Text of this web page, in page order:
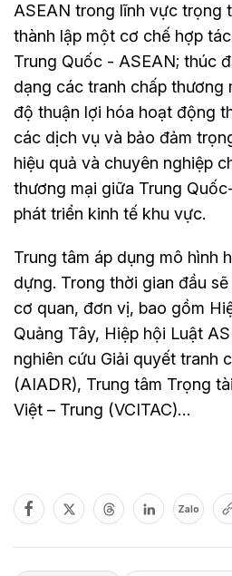
ASEAN trong lĩnh vực trọng
thành lập một cơ chế hợp
Trung Quốc - ASEAN; thúc
dạng các tranh chấp thương
độ thuận lợi hóa hoạt động
các dịch vụ và bảo đảm
hiệu quả và chuyên nghiệp
thương mại giữa Trung
phát triển kinh tế khu vực.
Trung tâm áp dụng mô hình
dựng. Trong thời gian đầu sẽ
cơ quan, đơn vị, bao gồm
Quảng Tây, Hiệp hội Luật
nghiên cứu Giải quyết tranh
(AIADR), Trung tâm Trọng
Việt – Trung (VCITAC)…
Zalo